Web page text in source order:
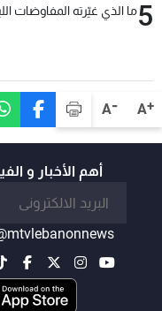
A+
A-
5ما الذي غيّرته المفاوضات
أهم الأخبار و